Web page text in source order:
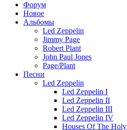
Форум
Новоe
Альбомы
Led Zeppelin
Jimmy Page
Robert Plant
John Paul Jones
Page/Plant
Песни
Led Zeppelin
Led Zeppelin I
Led Zeppelin II
Led Zeppelin III
Led Zeppelin IV
Houses Of The Holy